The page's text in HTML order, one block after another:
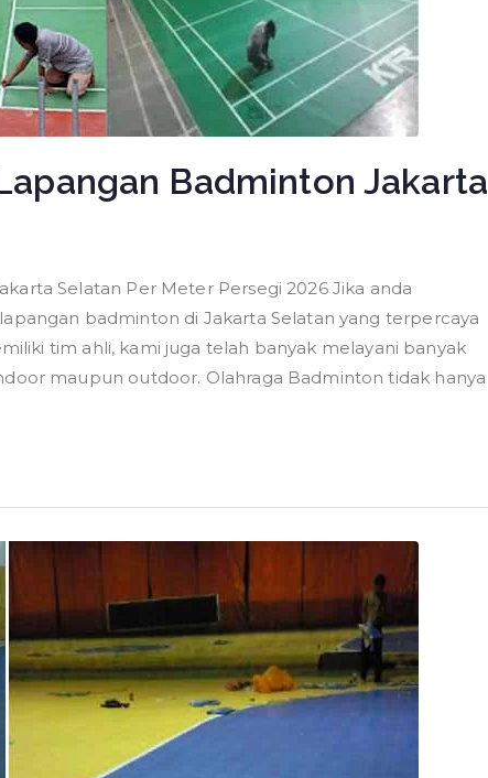
Badminton Jakarta
Selatan Per Meter Persegi 2026 Jika anda
badminton di Jakarta Selatan yang terpercaya
tim ahli, kami juga telah banyak melayani banyak
maupun outdoor. Olahraga Badminton tidak hanya